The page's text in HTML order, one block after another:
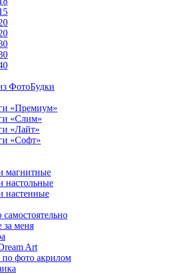
ФотоБудки
«Премиум»
«Слим»
«Лайт»
«Софт»
магнитные
настольные
настенные
за меня
Art
фото акрилом